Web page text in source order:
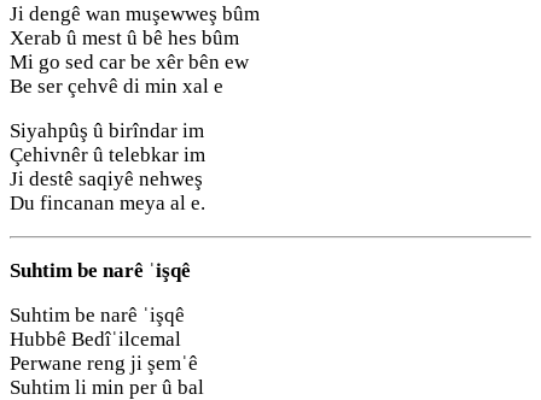
Ji dengê wan muşewweş bûm
Xerab û mest û bê hes bûm
Mi go sed car be xêr bên ew
Be ser çehvê di min xal e
Siyahpûş û birîndar im
Çehivnêr û telebkar im
Ji destê saqiyê nehweş
Du fincanan meya al e.
Suhtim be narê ˈişqê
Suhtim be narê ˈişqê
Hubbê Bedîˈilcemal
Perwane reng ji şemˈê
Suhtim li min per û bal